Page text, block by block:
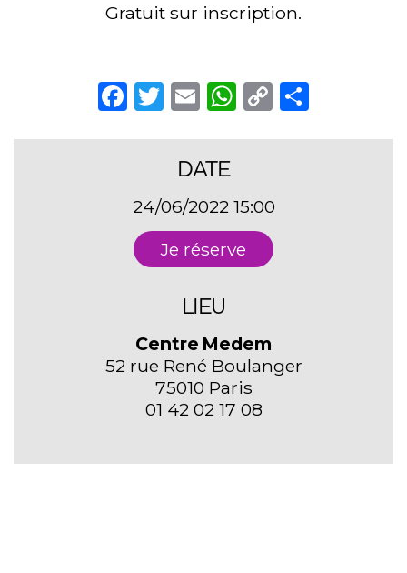
Gratuit sur inscription.
Facebook
Twitter
EmailWhatsApp
Copy
DATE
24/06/2022 15:00
Je réserve
LIEU
Centre Medem
52 rue René Boulanger
75010 Paris
01 42 02 17 08